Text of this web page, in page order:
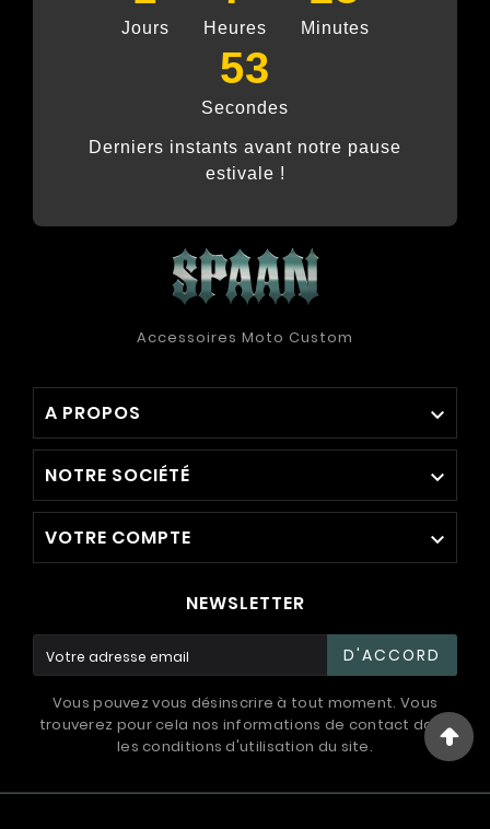
Jours Heures Minutes
52
Secondes
Derniers instants avant notre pause
estivale !
Accessoires Moto Custom
A PROPOS 
NOTRE SOCIÉTÉ 
VOTRE COMPTE 
NEWSLETTER
D'ACCORD
Vous pouvez vous désinscrire à tout moment. Vous
trouverez pour cela nos informations de contact dans
les conditions d'utilisation du site.